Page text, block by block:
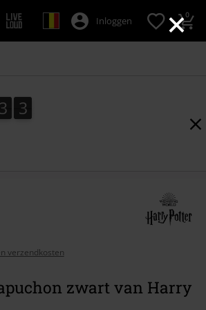
×
Inloggen 0
3
3 1
2
1
3
2
verzendkosten
zwart van Harry